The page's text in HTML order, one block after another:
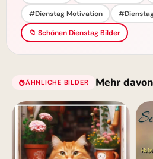
#Dienstag Motivation
📁 Schönen Dienstag Bilder
ÄHNLICHE BILDER Mehr